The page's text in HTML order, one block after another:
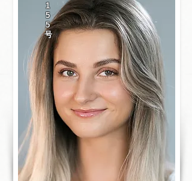
1
5
5
号